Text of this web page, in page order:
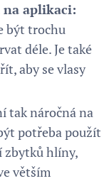
na aplikaci:
být trochu
déle. Je také
aby se vlasy
tak náročná na
potřeba použít
zbytků hlíny,
větším